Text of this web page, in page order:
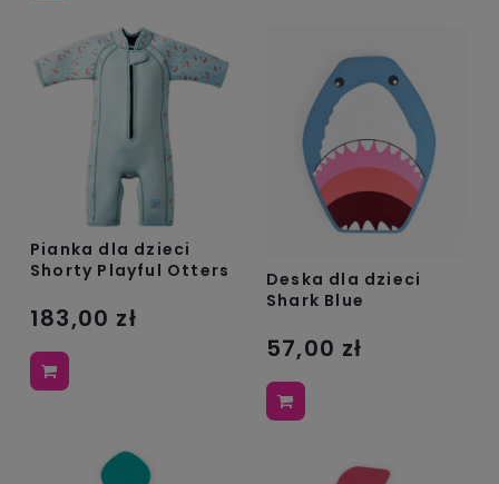
Pianka dla dzieci
Shorty Playful Otters
183,00 zł
Deska dla dzieci
Shark Blue
57,00 zł